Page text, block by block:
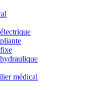
médical